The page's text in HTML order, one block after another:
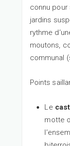
connu
jardins
rythme
moutons,
communal
Points
Le
motte